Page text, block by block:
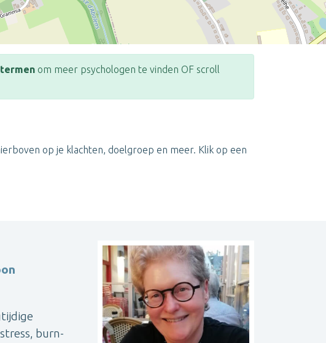
om meer psychologen te vinden OF scroll
op je klachten, doelgroep en meer. Klik op een
burn-